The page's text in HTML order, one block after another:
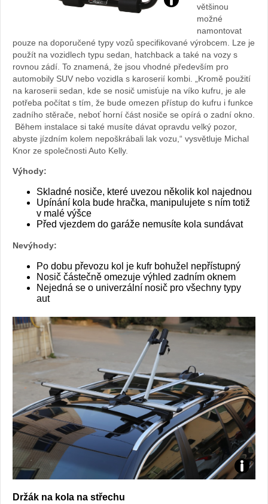
Foto:
webu
většinou
možné
namontovat
pouze na doporučené typy vozů specifikované výrobcem. Lze je
použít na vozidlech typu sedan, hatchback a také na vozy s
rovnou zádí. To znamená, že jsou vhodné především pro
automobily SUV nebo vozidla s karoserií kombi. „Kromě použití
na karoserii sedan, kde se nosič umisťuje na víko kufru, je ale
potřeba počítat s tím, že bude omezen přístup do kufru i funkce
zadního stěrače, neboť horní část nosiče se opírá o zadní okno.
Během instalace si také musíte dávat opravdu velký pozor,
abyste jízdním kolem nepoškrábali lak vozu,“ vysvětluje Michal
Knor ze společnosti Auto Kelly.
Výhody:
Skladné nosiče, které uvezou několik kol najednou
Upínání kola bude hračka, manipulujete s ním totiž
v malé výšce
Před vjezdem do garáže nemusíte kola sundávat
Nevýhody:
Po dobu převozu kol je kufr bohužel nepřístupný
Nosič částečně omezuje výhled zadním oknem
Nejedná se o univerzální nosič pro všechny typy
aut
Foto:
Držák na kola na střechu